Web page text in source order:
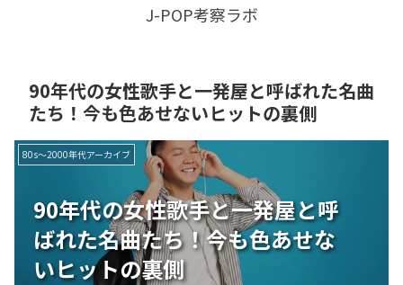
J-POP考察ラボ
90年代の女性歌手と一発屋と呼ばれた名曲
たち！今も色あせないヒットの裏側
90年代の女性歌手と一発屋と呼
ばれた名曲たち！今も色あせな
いヒットの裏側
80s〜2000年代アーカイブ